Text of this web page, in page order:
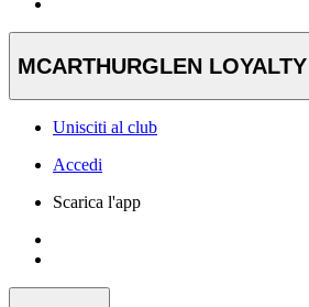
MCARTHURGLEN
Unisciti al club
Accedi
Scarica l'app